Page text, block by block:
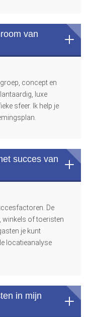
van
concept en
luxe
sfeer. Ik help je
succes van
De
winkels of toeristen
je kunt
locatieanalyse
in mijn